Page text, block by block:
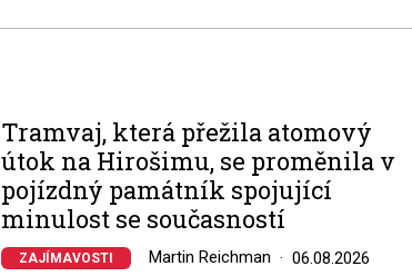
Tramvaj, která přežila atomový
útok na Hirošimu, se proměnila v
pojízdný památník spojující
minulost se současností
ZAJÍMAVOSTI Martin Reichman 06.08.2026